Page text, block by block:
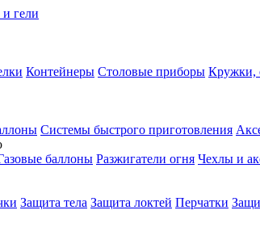
гели
Контейнеры Столовые приборы Кружки,
Системы быстрого приготовления
баллоны Разжигатели огня Чехлы и
Защита тела Защита локтей Перчатки